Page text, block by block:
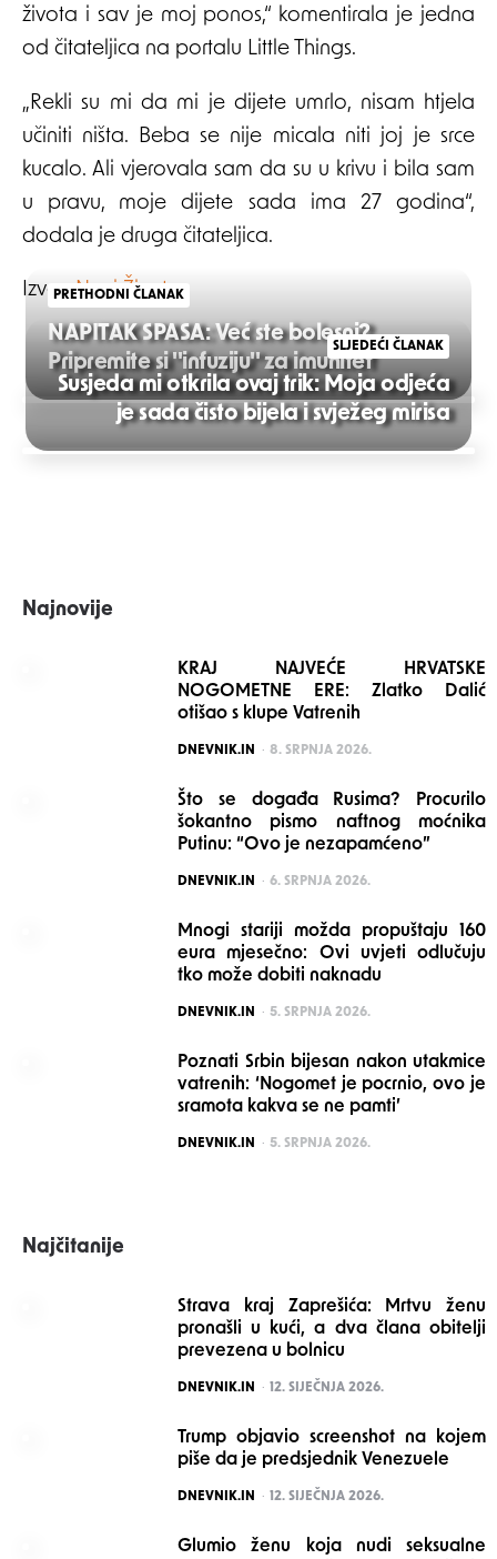
života i sav je moj ponos,“ komentirala je jedna
od čitateljica na portalu Little Things.
„Rekli su mi da mi je dijete umrlo, nisam htjela
učiniti ništa. Beba se nije micala niti joj je srce
kucalo. Ali vjerovala sam da su u krivu i bila sam
u pravu, moje dijete sada ima 27 godina“,
dodala je druga čitateljica.
Izvor:Novi Život
Post
navigation
PRETHODNI ČLANAK
NAPITAK SPASA: Već ste bolesni?
Pripremite si ''infuziju'' za imunitet
SLJEDEĆI ČLANAK
Susjeda mi otkrila ovaj trik: Moja odjeća
je sada čisto bijela i svježeg mirisa
Najnovije
KRAJ NAJVEĆE HRVATSKE
NOGOMETNE ERE: Zlatko Dalić
otišao s klupe Vatrenih
POSTED
DNEVNIK.IN 8. SRPNJA 2026.
Što se događa Rusima? Procurilo
šokantno pismo naftnog moćnika
Putinu: “Ovo je nezapamćeno”
POSTED
DNEVNIK.IN 6. SRPNJA 2026.
Mnogi stariji možda propuštaju 160
eura mjesečno: Ovi uvjeti odlučuju
tko može dobiti naknadu
POSTED
DNEVNIK.IN 5. SRPNJA 2026.
Poznati Srbin bijesan nakon utakmice
vatrenih: ‘Nogomet je pocrnio, ovo je
sramota kakva se ne pamti’
POSTED
DNEVNIK.IN 5. SRPNJA 2026.
Najčitanije
Strava kraj Zaprešića: Mrtvu ženu
pronašli u kući, a dva člana obitelji
prevezena u bolnicu
POSTED
DNEVNIK.IN 12. SIJEČNJA 2026.
Trump objavio screenshot na kojem
piše da je predsjednik Venezuele
POSTED
DNEVNIK.IN 12. SIJEČNJA 2026.
Glumio ženu koja nudi seksualne